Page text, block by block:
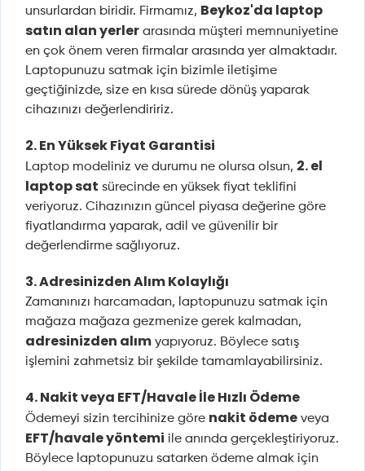
unsurlardan biridir. Firmamız, Beykoz'da laptop
satın alan yerler arasında müşteri memnuniyetine
en çok önem veren firmalar arasında yer almaktadır.
Laptopunuzu satmak için bizimle iletişime
geçtiğinizde, size en kısa sürede dönüş yaparak
cihazınızı değerlendiririz.
2. En Yüksek Fiyat Garantisi
Laptop modeliniz ve durumu ne olursa olsun, 2. el
laptop sat sürecinde en yüksek fiyat teklifini
veriyoruz. Cihazınızın güncel piyasa değerine göre
fiyatlandırma yaparak, adil ve güvenilir bir
değerlendirme sağlıyoruz.
3. Adresinizden Alım Kolaylığı
Zamanınızı harcamadan, laptopunuzu satmak için
mağaza mağaza gezmenize gerek kalmadan,
adresinizden alım yapıyoruz. Böylece satış
işlemini zahmetsiz bir şekilde tamamlayabilirsiniz.
4. Nakit veya EFT/Havale İle Hızlı Ödeme
Ödemeyi sizin tercihinize göre nakit ödeme veya
EFT/havale yöntemi ile anında gerçekleştiriyoruz.
Böylece laptopunuzu satarken ödeme almak için